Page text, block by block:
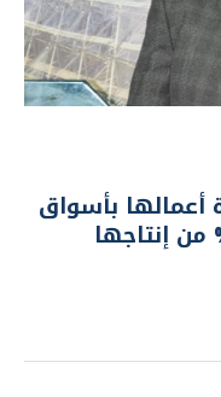
بأسواق
وأفريقيا.. وتصدير 30% من إنتاجها